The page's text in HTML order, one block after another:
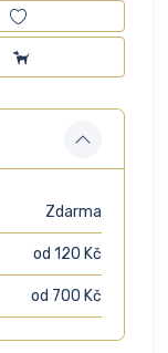
Zdarma
od 120 Kč
od 700 Kč